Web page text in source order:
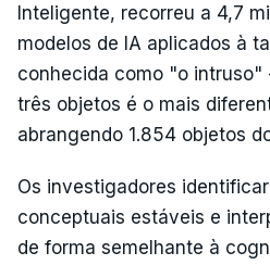
Inteligente, recorreu a 4,7
modelos de IA aplicados à
conhecida como "o intruso"
três objetos é o mais
abrangendo 1.854 objetos
Os investigadores
conceptuais estáveis e
de forma semelhante à